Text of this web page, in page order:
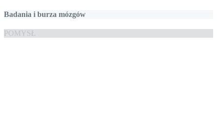
Badania i burza mózgów
POMYSŁ